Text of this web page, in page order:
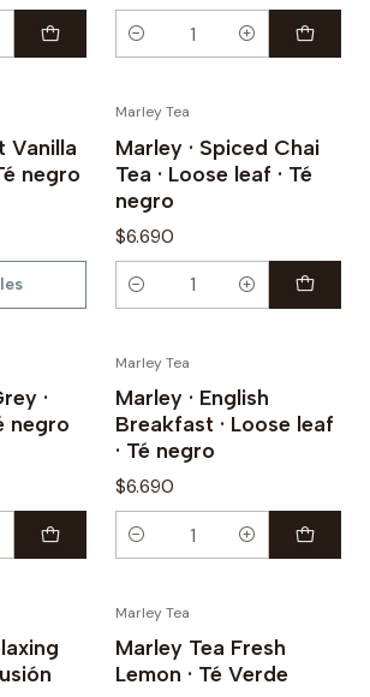
Cantidad
Vanilla
negro
Marley Tea
Marley · Spiced Chai
Tea · Loose leaf · Té
negro
$6.690
Cantidad
·
negro
Marley Tea
Marley · English
Breakfast · Loose leaf
· Té negro
$6.690
Cantidad
Marley Tea
Marley Tea Fresh
Lemon · Té Verde